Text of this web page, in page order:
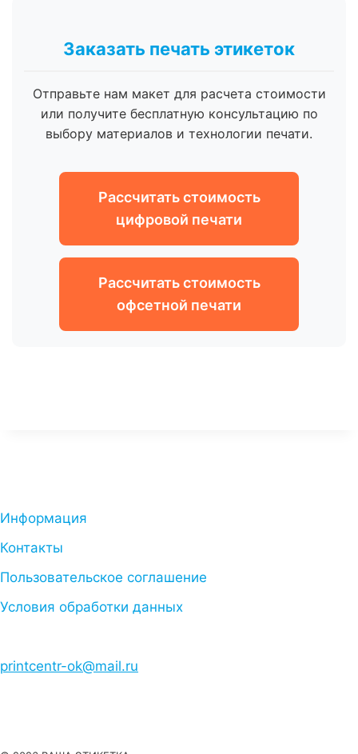
Заказать печать этикеток
Отправьте нам макет для расчета стоимости
или получите бесплатную консультацию по
выбору материалов и технологии печати.
Рассчитать стоимость
цифровой печати
Рассчитать стоимость
офсетной печати
Информация
Контакты
Пользовательское соглашение
Условия обработки данных
printcentr-ok@mail.ru